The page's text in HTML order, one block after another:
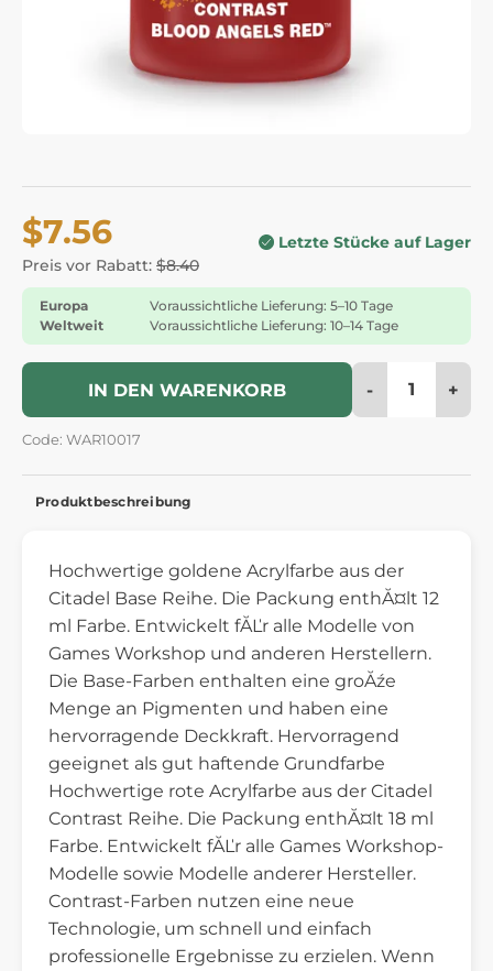
$7.56
Preis vor Rabatt: $8.40
Letzte Stücke auf Lager
Europa
Voraussichtliche Lieferung: 5–10 Tage
Weltweit
Voraussichtliche Lieferung: 10–14 Tage
IN DEN WARENKORB - +
Code: WAR10017
Produktbeschreibung
Hochwertige goldene Acrylfarbe aus der
Citadel Base Reihe. Die Packung enthĂ¤lt 12
ml Farbe. Entwickelt fĂĽr alle Modelle von
Games Workshop und anderen Herstellern.
Die Base-Farben enthalten eine groĂźe
Menge an Pigmenten und haben eine
hervorragende Deckkraft. Hervorragend
geeignet als gut haftende Grundfarbe
Hochwertige rote Acrylfarbe aus der Citadel
Contrast Reihe. Die Packung enthĂ¤lt 18 ml
Farbe. Entwickelt fĂĽr alle Games Workshop-
Modelle sowie Modelle anderer Hersteller.
Contrast-Farben nutzen eine neue
Technologie, um schnell und einfach
professionelle Ergebnisse zu erzielen. Wenn